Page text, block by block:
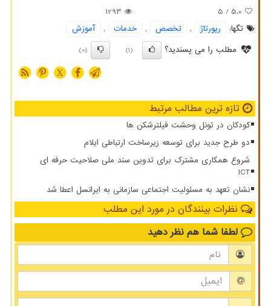
5.0
/ 5
1293
تگها:
رپورتاژ , تخصص , خدمات ,
آموزش
مطلب را می پسندید؟
(1)
(0)
X
تازه ترین مطالب مرتبط
کودکان در تونل وحشت فیلترشکن ها
دو طرح جدید برای توسعه زیرساخت ارتباطی ایلام
شروع همکاری مشترک برای تدوین سند ملی صلاحیت حرفه ای
ICT
نشان تعهد به مسئولیت اجتماعی سازمانی به ایرانسل اعطا شد
نظرات بینندگان در مورد این مطلب
لطفا شما هم نظر دهید